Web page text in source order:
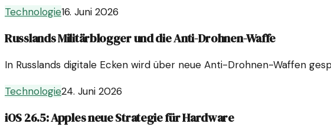
Technologie16. Juni 2026
Russlands Militärblogger und die Anti-Drohnen-Waffe
In Russlands digitale Ecken wird über neue Anti-Drohnen-Waffen
Technologie24. Juni 2026
iOS 26.5: Apples neue Strategie für Hardware